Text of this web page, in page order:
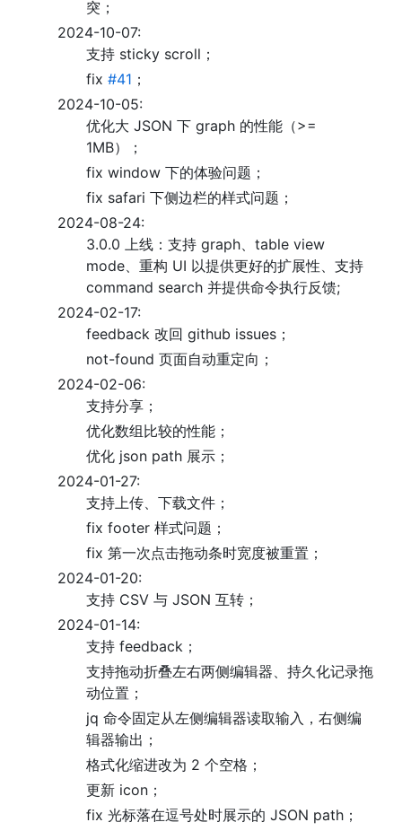
突；
2024-10-07:
支持 sticky scroll；
fix #41 ；
2024-10-05:
优化大 JSON 下 graph 的性能（>=
1MB）；
fix window 下的体验问题；
fix safari 下侧边栏的样式问题；
2024-08-24:
3.0.0 上线：支持 graph、table view
mode、重构 UI 以提供更好的扩展性、支持
command search 并提供命令执行反馈;
2024-02-17:
feedback 改回 github issues；
not-found 页面自动重定向；
2024-02-06:
支持分享；
优化数组比较的性能；
优化 json path 展示；
2024-01-27:
支持上传、下载文件；
fix footer 样式问题；
fix 第一次点击拖动条时宽度被重置；
2024-01-20:
支持 CSV 与 JSON 互转；
2024-01-14:
支持 feedback；
支持拖动折叠左右两侧编辑器、持久化记录拖
动位置；
jq 命令固定从左侧编辑器读取输入，右侧编
辑器输出；
格式化缩进改为 2 个空格；
更新 icon；
fix 光标落在逗号处时展示的 JSON path；